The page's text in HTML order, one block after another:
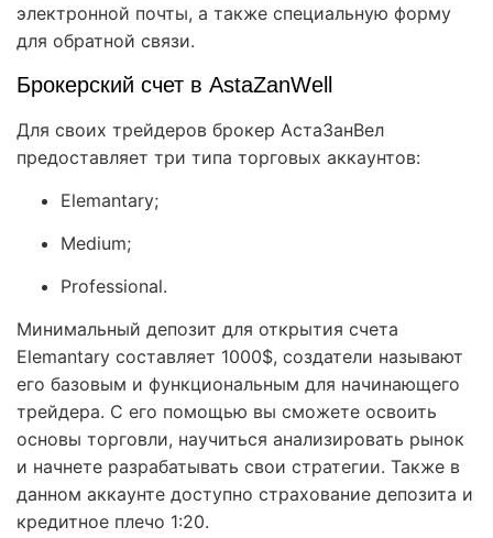
электронной почты, а также специальную форму
для обратной связи.
Брокерский счет в AstaZanWell
Для своих трейдеров брокер АстаЗанВел
предоставляет три типа торговых аккаунтов:
Elemantary;
Medium;
Professional.
Минимальный депозит для открытия счета
Elemantary составляет 1000$, создатели называют
его базовым и функциональным для начинающего
трейдера. С его помощью вы сможете освоить
основы торговли, научиться анализировать рынок
и начнете разрабатывать свои стратегии. Также в
данном аккаунте доступно страхование депозита и
кредитное плечо 1:20.